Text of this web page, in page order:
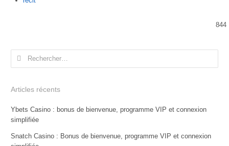
844
Rechercher :
Articles récents
Ybets Casino : bonus de bienvenue, programme VIP et connexion
simplifiée
Snatch Casino : Bonus de bienvenue, programme VIP et connexion